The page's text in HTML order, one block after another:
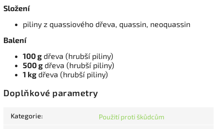
Složení
piliny z quassiového dřeva, quassin, neoquassin
Balení
100 g dřeva (hrubší piliny)
500 g dřeva (hrubší piliny)
1 kg dřeva (hrubší piliny)
Doplňkové parametry
Kategorie: Použití proti škůdcům